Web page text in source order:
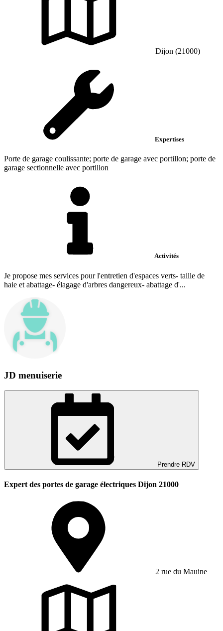
Dijon (21000)
Expertises
Porte de garage coulissante; porte de garage avec portillon; porte de
garage sectionnelle avec portillon
Activités
Je propose mes services pour l'entretien d'espaces verts- taille de
haie et abattage- élagage d'arbres dangereux- abattage d'...
JD menuiserie
Prendre RDV
Expert des portes de garage électriques Dijon 21000
2 rue du Mauine